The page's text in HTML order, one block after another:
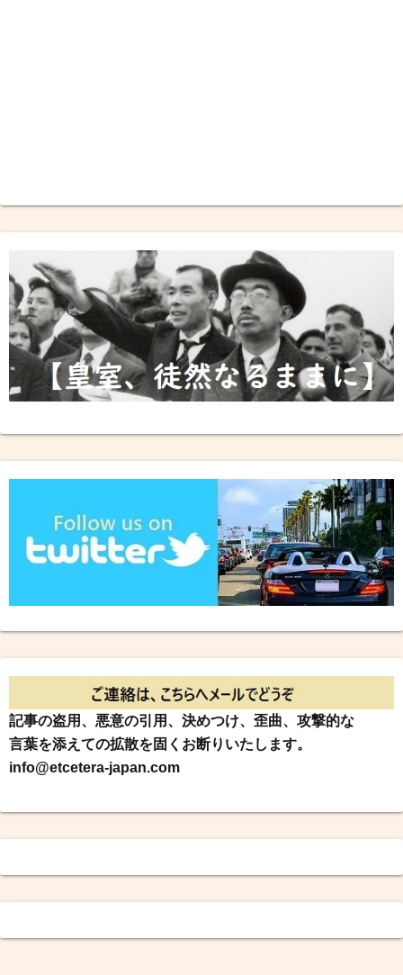
記事の盗用、悪意の引用、決めつけ、歪曲、攻撃的な
言葉を添えての拡散を固くお断りいたします。
info@etcetera-japan.com